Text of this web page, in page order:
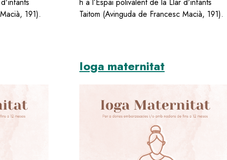
191).
h a l’Espai polivalent de la Llar d'infants
Taitom (Avinguda de Francesc Macià, 191).
Ioga maternitat